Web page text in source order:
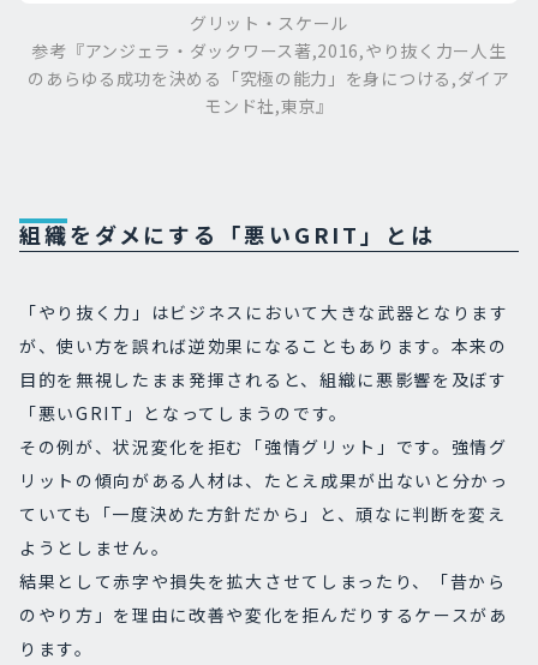
グリット・スケール
参考『アンジェラ・ダックワース著,2016,やり抜く力ー人生
のあらゆる成功を決める「究極の能力」を身につける,ダイア
モンド社,東京』
組織をダメにする「悪いGRIT」とは
「やり抜く力」はビジネスにおいて大きな武器となります
が、使い方を誤れば逆効果になることもあります。本来の
目的を無視したまま発揮されると、組織に悪影響を及ぼす
「悪いGRIT」となってしまうのです。
その例が、状況変化を拒む「強情グリット」です。強情グ
リットの傾向がある人材は、たとえ成果が出ないと分かっ
ていても「一度決めた方針だから」と、頑なに判断を変え
ようとしません。
結果として赤字や損失を拡大させてしまったり、「昔から
のやり方」を理由に改善や変化を拒んだりするケースがあ
ります。